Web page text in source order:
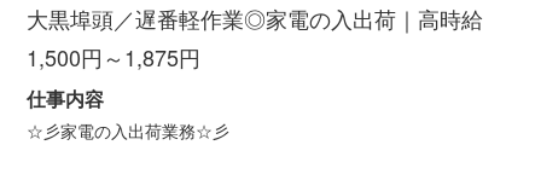
大黒埠頭／遅番軽作業◎家電の入出荷｜高時給
1,500円～1,875円
仕事内容
☆彡家電の入出荷業務☆彡